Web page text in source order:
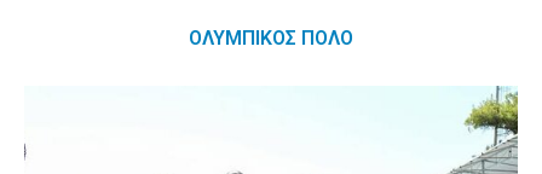
ΟΛΥΜΠΙΚΟΣ ΠΌΛΟ